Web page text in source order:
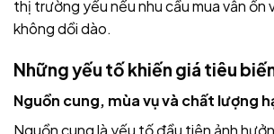
thị trường yếu nếu nhu cầu mua vẫn ổn
không dồi dào.
Những yếu tố khiến giá tiêu
Nguồn cung, mùa vụ và chất lượng
Nguồn cung là yếu tố đầu tiên ảnh